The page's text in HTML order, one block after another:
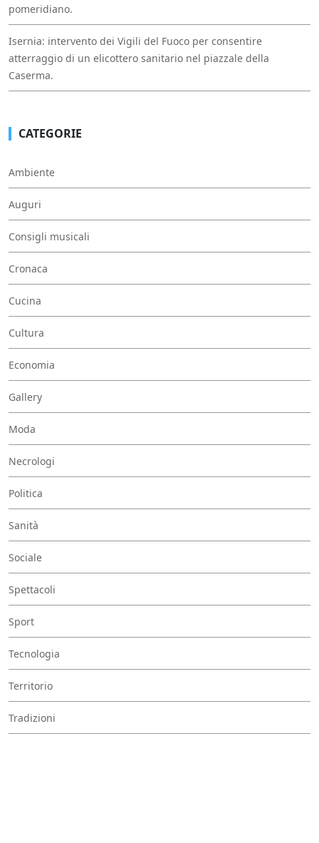
pomeridiano.
Isernia: intervento dei Vigili del Fuoco per consentire
atterraggio di un elicottero sanitario nel piazzale della
Caserma.
CATEGORIE
Ambiente
Auguri
Consigli musicali
Cronaca
Cucina
Cultura
Economia
Gallery
Moda
Necrologi
Politica
Sanità
Sociale
Spettacoli
Sport
Tecnologia
Territorio
Tradizioni